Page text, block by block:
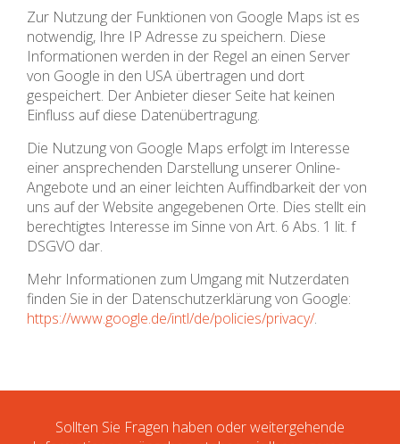
Zur Nutzung der Funktionen von Google Maps ist es
notwendig, Ihre IP Adresse zu speichern. Diese
Informationen werden in der Regel an einen Server
von Google in den USA übertragen und dort
gespeichert. Der Anbieter dieser Seite hat keinen
Einfluss auf diese Datenübertragung.
Die Nutzung von Google Maps erfolgt im Interesse
einer ansprechenden Darstellung unserer Online-
Angebote und an einer leichten Auffindbarkeit der von
uns auf der Website angegebenen Orte. Dies stellt ein
berechtigtes Interesse im Sinne von Art. 6 Abs. 1 lit. f
DSGVO dar.
Mehr Informationen zum Umgang mit Nutzerdaten
finden Sie in der Datenschutzerklärung von Google:
https://www.google.de/intl/de/policies/privacy/.
Sollten Sie Fragen haben oder weitergehende